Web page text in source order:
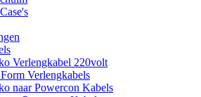
Verlengkabel 220volt
Verlengkabels
naar Powercon Kabels